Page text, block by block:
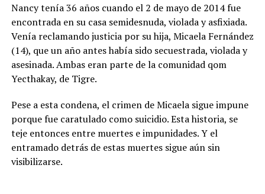
Nancy tenía 36 años cuando el 2 de mayo de 2014 fue
encontrada en su casa semidesnuda, violada y asfixiada.
Venía reclamando justicia por su hija, Micaela Fernández
(14), que un año antes había sido secuestrada, violada y
asesinada. Ambas eran parte de la comunidad qom
Yecthakay, de Tigre.
Pese a esta condena, el crimen de Micaela sigue impune
porque fue caratulado como suicidio. Esta historia, se
teje entonces entre muertes e impunidades. Y el
entramado detrás de estas muertes sigue aún sin
visibilizarse.